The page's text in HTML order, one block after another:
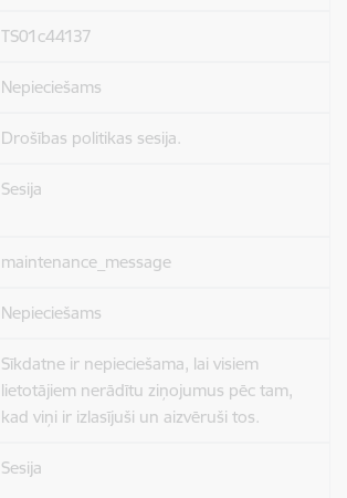
TS01c44137
Nepieciešams
Drošības politikas sesija.
Sesija
maintenance_message
Nepieciešams
Sīkdatne ir nepieciešama, lai visiem
lietotājiem nerādītu ziņojumus pēc tam,
kad viņi ir izlasījuši un aizvēruši tos.
Sesija